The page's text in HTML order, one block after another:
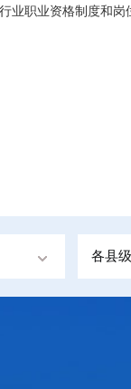
业职业资格制度和
各县